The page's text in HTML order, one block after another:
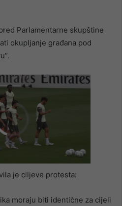
Parlamentarne skupštine
okupljanje građana pod
je ciljeve protesta:
moraju biti identične za cijeli